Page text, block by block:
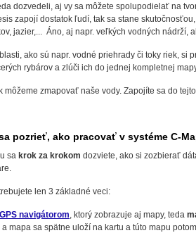
dozvedeli, aj vy sa môžete spolupodielať na
zapojí dostatok ľudí, tak sa stane
jazier,... Áno, aj napr. veľkých vodných
ako sú napr. vodné priehrady či toky riek, si
rybárov a zlúči ich do jednej kompletnej
môžeme zmapovať naše vody. Zapojíte sa do
pozrieť, ako pracovať v systéme C-
sa krok za krokom dozviete, ako si zozbierať
len 3 základné veci:
navigátorom, ktorý zobrazuje aj mapy, teda
mapa sa spätne uloží na kartu a túto mapu